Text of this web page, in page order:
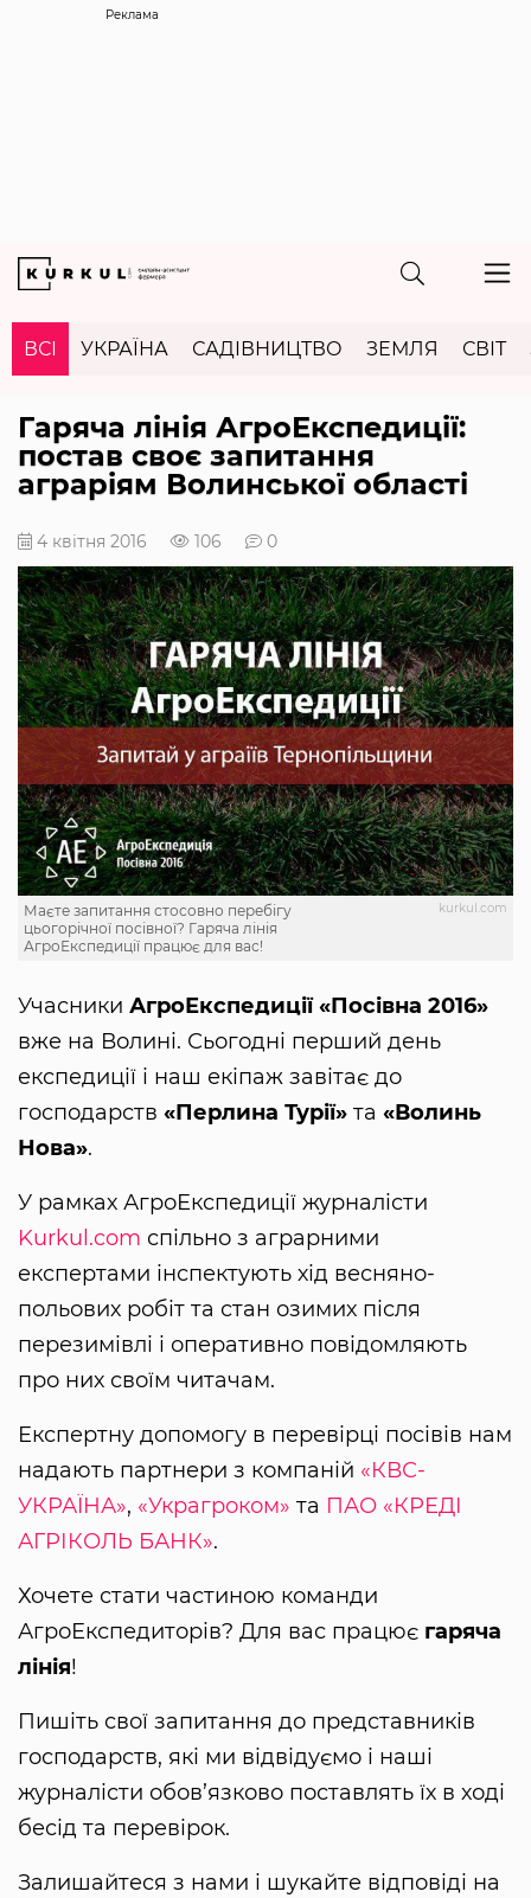
Реклама
ВСІ УКРАЇНА САДІВНИЦТВО ЗЕМЛЯ СВІТ
Гаряча лінія АгроЕкспедиції:
постав своє запитання
аграріям Волинської області
4 квітня 2016 106 0
kurkul.com
Маєте запитання стосовно перебігу
цьогорічної посівної? Гаряча лінія
АгроЕкспедиції працює для вас!
Учасники АгроЕкспедиції «Посівна 2016»
вже на Волині. Сьогодні перший день
експедиції і наш екіпаж завітає до
господарств «Перлина Турії» та «Волинь
Нова».
У рамках АгроЕкспедиції журналісти
Kurkul.com спільно з аграрними
експертами інспектують хід весняно-
польових робіт та стан озимих після
перезимівлі і оперативно повідомляють
про них своїм читачам.
Експертну допомогу в перевірці посівів нам
надають партнери з компаній «КВС-
УКРАЇНА», «Украгроком» та ПАО «КРЕДІ
АГРІКОЛЬ БАНК».
Хочете стати частиною команди
АгроЕкспедиторів? Для вас працює гаряча
лінія!
Пишіть свої запитання до представників
господарств, які ми відвідуємо і наші
журналісти обов’язково поставлять їх в ході
бесід та перевірок.
Залишайтеся з нами і шукайте відповіді на